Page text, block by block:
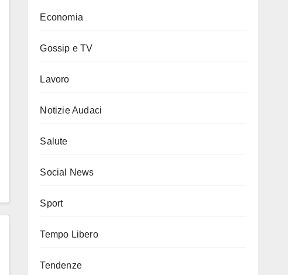
Economia
Gossip e TV
Lavoro
Notizie Audaci
Salute
Social News
Sport
Tempo Libero
Tendenze